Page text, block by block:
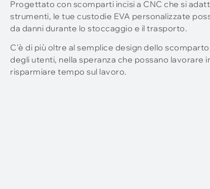
Progettato con scomparti incisi a CNC che si
strumenti, le tue custodie EVA personalizzate
da danni durante lo stoccaggio e il trasporto.
C'è di più oltre al semplice design dello
degli utenti, nella speranza che possano lavorare
risparmiare tempo sul lavoro.